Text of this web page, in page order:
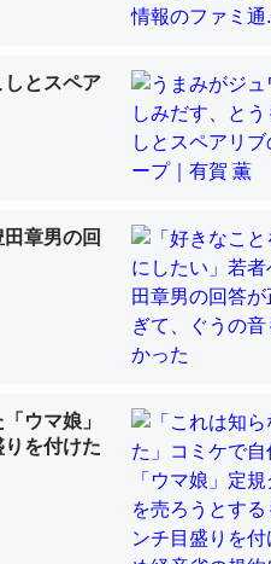
両方に不利だから両方が拮抗し
ニ・ウミグモ）はカルシウムを
ぜ海にいないのか」に関する新仮説
椎動物と貝類は苦労してるんだな
てる。ぼちぼちRingも置こうか
しとスペア
章男の回
ウマ娘」
を付けた